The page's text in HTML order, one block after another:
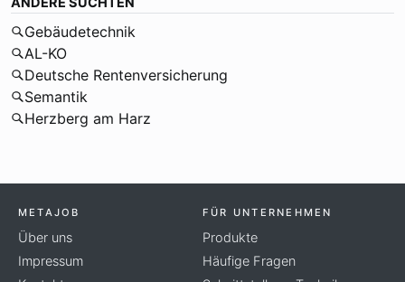
Gebäudetechnik
AL-KO
Deutsche Rentenversicherung
Semantik
Herzberg am Harz
METAJOB
Über uns
Impressum
FÜR UNTERNEHMEN
Produkte
Häufige Fragen